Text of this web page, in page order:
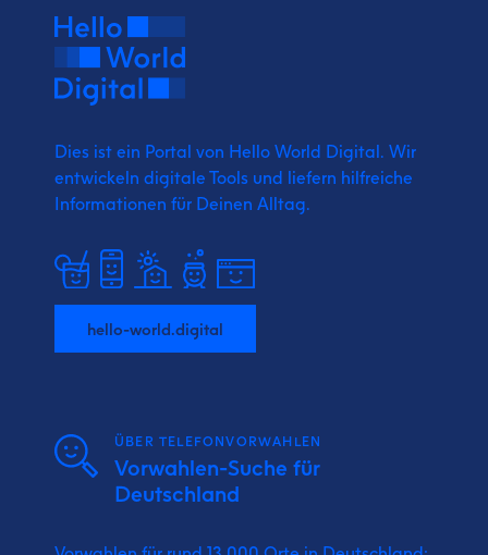
Dies ist ein Portal von Hello World Digital. Wir
entwickeln digitale Tools und liefern hilfreiche
Informationen für Deinen Alltag.
hello-world.digital
ÜBER TELEFONVORWAHLEN
Vorwahlen-Suche für
Deutschland